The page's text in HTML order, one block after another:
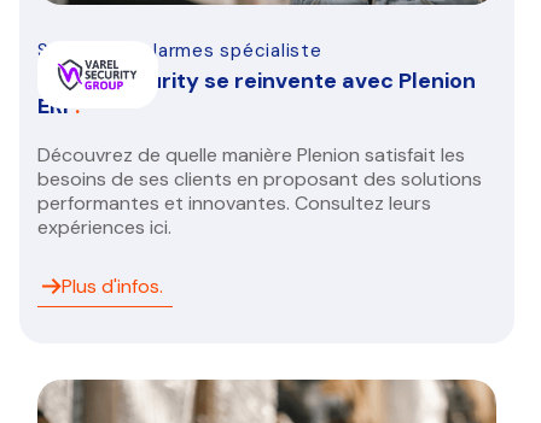
Sécurité & alarmes spécialiste
VAREL Security se reinvente avec Plenion
ERP .
Découvrez de quelle manière Plenion satisfait les
besoins de ses clients en proposant des solutions
performantes et innovantes. Consultez leurs
expériences ici.
Plus d'infos.